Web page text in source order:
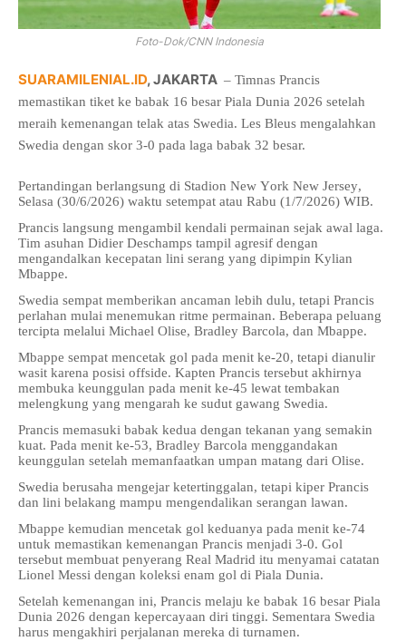
Foto-Dok/CNN Indonesia
SUARAMILENIAL.ID, JAKARTA – Timnas Prancis
memastikan tiket ke babak 16 besar Piala Dunia 2026 setelah
meraih kemenangan telak atas Swedia. Les Bleus mengalahkan
Swedia dengan skor 3-0 pada laga babak 32 besar.
Pertandingan berlangsung di Stadion New York New Jersey,
Selasa (30/6/2026) waktu setempat atau Rabu (1/7/2026) WIB.
Prancis langsung mengambil kendali permainan sejak awal laga.
Tim asuhan Didier Deschamps tampil agresif dengan
mengandalkan kecepatan lini serang yang dipimpin Kylian
Mbappe.
Swedia sempat memberikan ancaman lebih dulu, tetapi Prancis
perlahan mulai menemukan ritme permainan. Beberapa peluang
tercipta melalui Michael Olise, Bradley Barcola, dan Mbappe.
Mbappe sempat mencetak gol pada menit ke-20, tetapi dianulir
wasit karena posisi offside. Kapten Prancis tersebut akhirnya
membuka keunggulan pada menit ke-45 lewat tembakan
melengkung yang mengarah ke sudut gawang Swedia.
Prancis memasuki babak kedua dengan tekanan yang semakin
kuat. Pada menit ke-53, Bradley Barcola menggandakan
keunggulan setelah memanfaatkan umpan matang dari Olise.
Swedia berusaha mengejar ketertinggalan, tetapi kiper Prancis
dan lini belakang mampu mengendalikan serangan lawan.
Mbappe kemudian mencetak gol keduanya pada menit ke-74
untuk memastikan kemenangan Prancis menjadi 3-0. Gol
tersebut membuat penyerang Real Madrid itu menyamai catatan
Lionel Messi dengan koleksi enam gol di Piala Dunia.
Setelah kemenangan ini, Prancis melaju ke babak 16 besar Piala
Dunia 2026 dengan kepercayaan diri tinggi. Sementara Swedia
harus mengakhiri perjalanan mereka di turnamen.